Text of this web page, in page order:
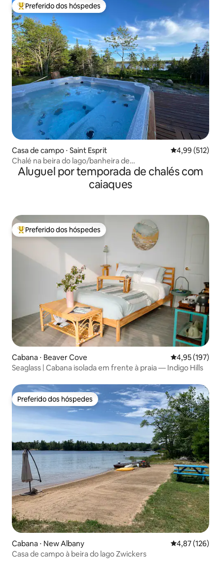
Entre os melhores preferidos dos hóspedes
Preferido dos hóspedes
Casa de campo ⋅ Saint Esprit 4,99 de uma
4,99 (512)
Chalé na beira do lago/banheira de
hidromassagem/sauna/caiaques gratuitos
Aluguel por temporada de chalés com
caiaques
Entre os melhores preferidos dos hóspedes
Preferido dos hóspedes
Cabana ⋅ Beaver Cove 4,95 de uma
4,95 (197)
Seaglass | Cabana isolada em frente à praia — Indigo Hills
Preferido dos hóspedes
Preferido dos hóspedes
Cabana ⋅ New Albany 4,87 de uma
4,87 (126)
Casa de campo à beira do lago Zwickers